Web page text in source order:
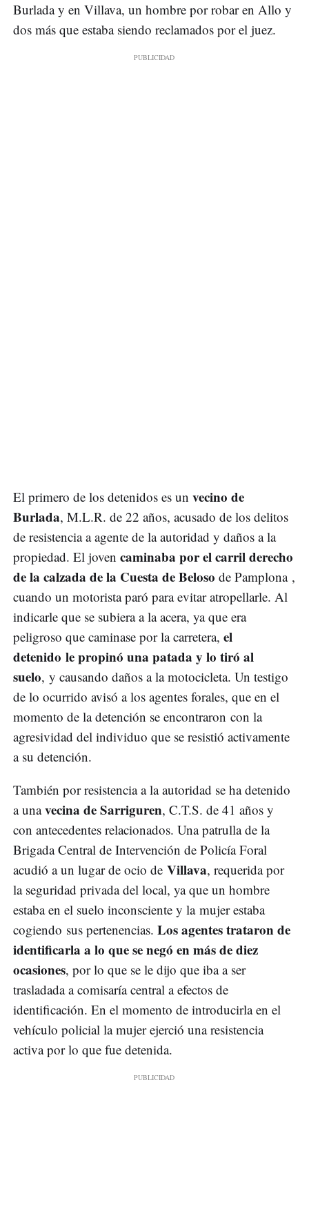
Burlada y en Villava, un hombre por robar en Allo y
dos más que estaba siendo reclamados por el juez.
El primero de los detenidos es un vecino de
Burlada, M.L.R. de 22 años, acusado de los delitos
de resistencia a agente de la autoridad y daños a la
propiedad. El joven caminaba por el carril derecho
de la calzada de la Cuesta de Beloso de Pamplona ,
cuando un motorista paró para evitar atropellarle. Al
indicarle que se subiera a la acera, ya que era
peligroso que caminase por la carretera, el
detenido le propinó una patada y lo tiró al
suelo, y causando daños a la motocicleta. Un testigo
de lo ocurrido avisó a los agentes forales, que en el
momento de la detención se encontraron con la
agresividad del individuo que se resistió activamente
a su detención.
También por resistencia a la autoridad se ha detenido
a unavecina de Sarriguren, C.T.S. de 41 años y
con antecedentes relacionados. Una patrulla de la
Brigada Central de Intervención de Policía Foral
acudió a un lugar de ocio de Villava, requerida por
la seguridad privada del local, ya que un hombre
estaba en el suelo inconsciente y la mujer estaba
cogiendo sus pertenencias. Los agentes trataron de
identificarla a lo que se negó en más de diez
ocasiones, por lo que se le dijo que iba a ser
trasladada a comisaría central a efectos de
identificación. En el momento de introducirla en el
vehículo policial la mujer ejerció una resistencia
activa por lo que fue detenida.